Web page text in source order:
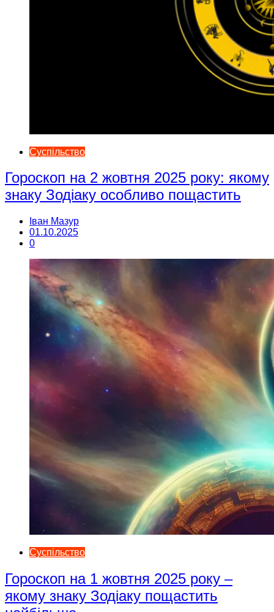
Суспільство
Гороскоп на 2 жовтня 2025 року: якому
знаку Зодіаку особливо пощастить
Іван Мазур
01.10.2025
0
Суспільство
Гороскоп на 1 жовтня 2025 року –
якому знаку Зодіаку пощастить